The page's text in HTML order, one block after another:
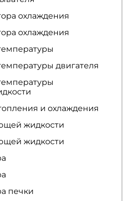
охлаждения
охлаждения
двигателя
и охлаждения
жидкости
жидкости
печки